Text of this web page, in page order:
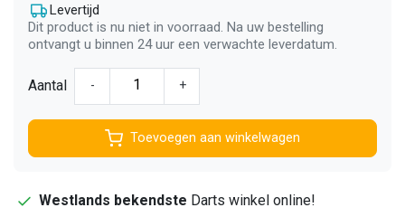
Levertijd
Dit product is nu niet in voorraad. Na uw bestelling
ontvangt u binnen 24 uur een verwachte leverdatum.
Aantal - +
Toevoegen aan winkelwagen
Westlands bekendste Darts winkel online!